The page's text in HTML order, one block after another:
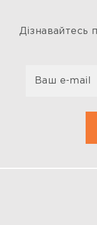
Дізнавайтесь